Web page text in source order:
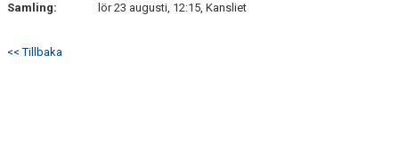
KONTAKT
BILDGALLERI
Samling:
lör 23 augusti, 12:15, Kansliet
<< Tillbaka